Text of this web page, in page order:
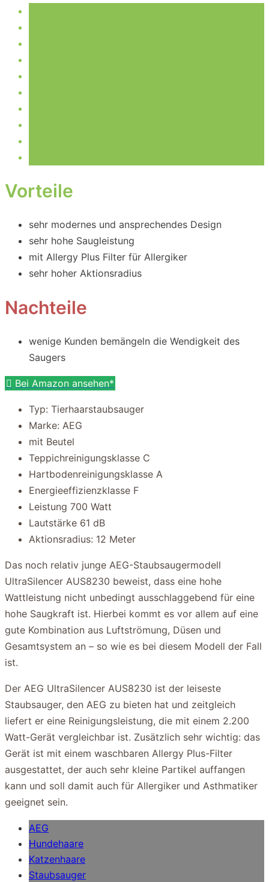
Vorteile
sehr modernes und ansprechendes Design
sehr hohe Saugleistung
mit Allergy Plus Filter für Allergiker
sehr hoher Aktionsradius
Nachteile
wenige Kunden bemängeln die Wendigkeit des
Saugers
Bei Amazon ansehen*
Typ: Tierhaarstaubsauger
Marke: AEG
mit Beutel
Teppichreinigungsklasse C
Hartbodenreinigungsklasse A
Energieeffizienzklasse F
Leistung 700 Watt
Lautstärke 61 dB
Aktionsradius: 12 Meter
Das noch relativ junge AEG-Staubsaugermodell
UltraSilencer AUS8230 beweist, dass eine hohe
Wattleistung nicht unbedingt ausschlaggebend für eine
hohe Saugkraft ist. Hierbei kommt es vor allem auf eine
gute Kombination aus Luftströmung, Düsen und
Gesamtsystem an – so wie es bei diesem Modell der Fall
ist.
Der AEG UltraSilencer AUS8230 ist der leiseste
Staubsauger, den AEG zu bieten hat und zeitgleich
liefert er eine Reinigungsleistung, die mit einem 2.200
Watt-Gerät vergleichbar ist. Zusätzlich sehr wichtig: das
Gerät ist mit einem waschbaren Allergy Plus-Filter
ausgestattet, der auch sehr kleine Partikel auffangen
kann und soll damit auch für Allergiker und Asthmatiker
geeignet sein.
AEG
Hundehaare
Katzenhaare
Staubsauger